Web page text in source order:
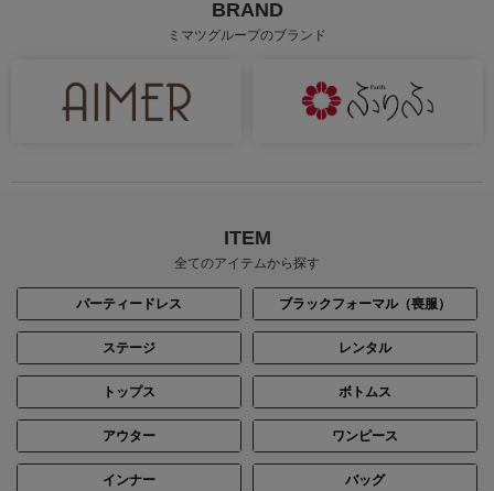
身長：163cm 身長：163cm
BRAND
ミマツグループのブランド
ITEM
全てのアイテムから探す
パーティードレス ブラックフォーマル（喪服）
ステージ レンタル
トップス ボトムス
アウター ワンピース
インナー バッグ